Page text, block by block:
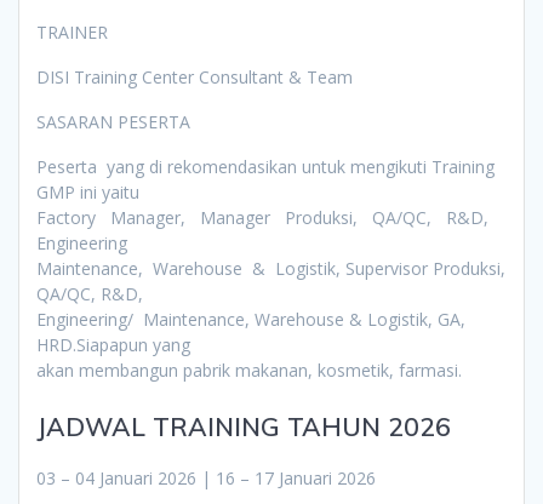
TRAINER
DISI Training Center Consultant & Team
SASARAN PESERTA
Peserta yang di rekomendasikan untuk mengikuti Training
GMP ini yaitu
Factory Manager, Manager Produksi, QA/QC, R&D,
Engineering
Maintenance, Warehouse & Logistik, Supervisor Produksi,
QA/QC, R&D,
Engineering/ Maintenance, Warehouse & Logistik, GA,
HRD.Siapapun yang
akan membangun pabrik makanan, kosmetik, farmasi.
JADWAL TRAINING TAHUN 2026
03 – 04 Januari 2026 | 16 – 17 Januari 2026